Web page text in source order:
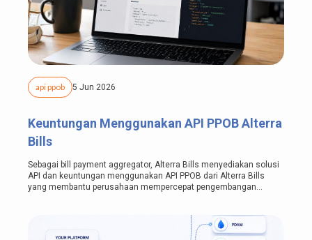
api ppob 5 Jun 2026
Keuntungan Menggunakan API PPOB Alterra
Bills
Sebagai bill payment aggregator, Alterra Bills menyediakan solusi
API dan keuntungan menggunakan API PPOB dari Alterra Bills
yang membantu perusahaan mempercepat pengembangan